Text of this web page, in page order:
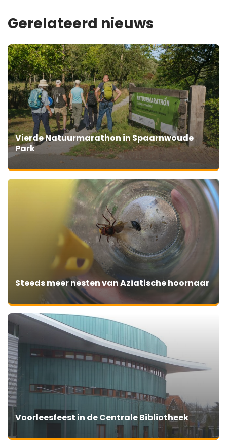
Gerelateerd nieuws
Vierde Natuurmarathon in Spaarnwoude
Park
Steeds meer nesten van Aziatische hoornaar
Voorleesfeest in de Centrale Bibliotheek